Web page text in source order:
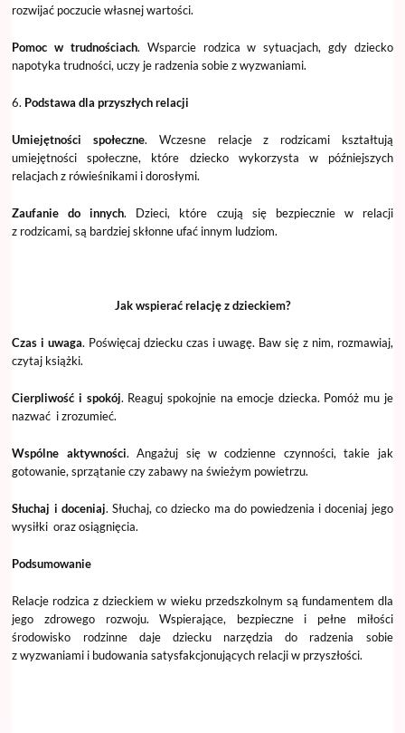
rozwijać poczucie własnej wartości.
Pomoc w trudnościach. Wsparcie rodzica w sytuacjach, gdy dziecko
napotyka trudności, uczy je radzenia sobie z wyzwaniami.
6. Podstawa dla przyszłych relacji
Umiejętności społeczne. Wczesne relacje z rodzicami kształtują
umiejętności społeczne, które dziecko wykorzysta w późniejszych
relacjach z rówieśnikami i dorosłymi.
Zaufanie do innych. Dzieci, które czują się bezpiecznie w relacji
z rodzicami, są bardziej skłonne ufać innym ludziom.
Jak wspierać relację z dzieckiem?
Czas i uwaga. Poświęcaj dziecku czas i uwagę. Baw się z nim, rozmawiaj,
czytaj książki.
Cierpliwość i spokój. Reaguj spokojnie na emocje dziecka. Pomóż mu je
nazwać i zrozumieć.
Wspólne aktywności. Angażuj się w codzienne czynności, takie jak
gotowanie, sprzątanie czy zabawy na świeżym powietrzu.
Słuchaj i doceniaj. Słuchaj, co dziecko ma do powiedzenia i doceniaj jego
wysiłki oraz osiągnięcia.
Podsumowanie
Relacje rodzica z dzieckiem w wieku przedszkolnym są fundamentem dla
jego zdrowego rozwoju. Wspierające, bezpieczne i pełne miłości
środowisko rodzinne daje dziecku narzędzia do radzenia sobie
z wyzwaniami i budowania satysfakcjonujących relacji w przyszłości.